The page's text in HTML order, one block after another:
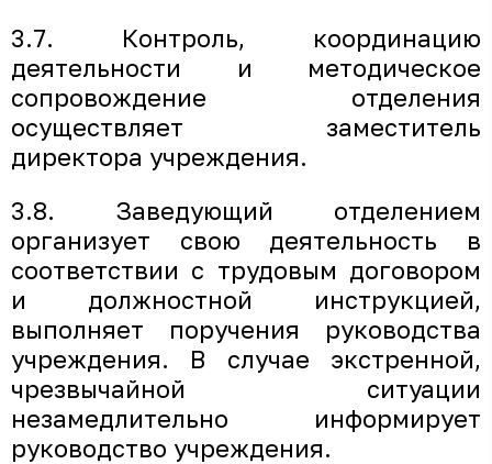
3.7. Контроль, координацию
деятельности и методическое
сопровождение отделения
осуществляет заместитель
директора учреждения.
3.8. Заведующий отделением
организует свою деятельность в
соответствии с трудовым договором
и должностной инструкцией,
выполняет поручения руководства
учреждения. В случае экстренной,
чрезвычайной ситуации
незамедлительно информирует
руководство учреждения.